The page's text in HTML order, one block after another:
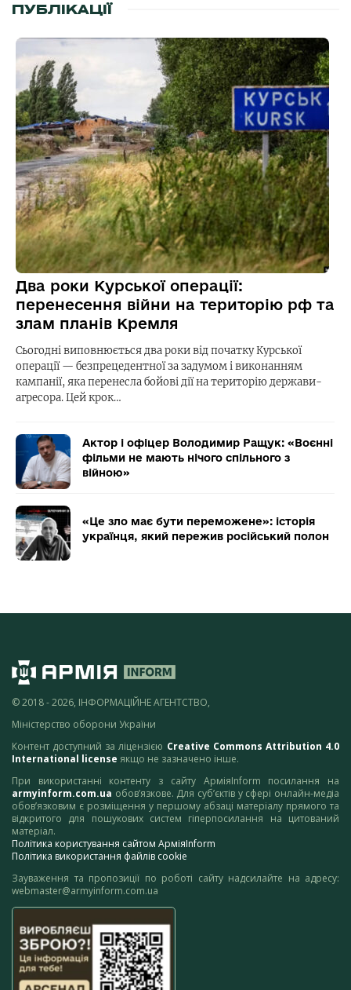
ПУБЛІКАЦІЇ
Два роки Курської операції:
перенесення війни на територію рф та
злам планів Кремля
Сьогодні виповнюється два роки від початку Курської
операції — безпрецедентної за задумом і виконанням
кампанії, яка перенесла бойові дії на територію держави-
агресора. Цей крок…
Актор і офіцер Володимир Ращук: «Воєнні
фільми не мають нічого спільного з
війною»
«Це зло має бути переможене»: історія
українця, який пережив російський полон
© 2018 - 2026, ІНФОРМАЦІЙНЕ АГЕНТСТВО,
Міністерство оборони України
Контент доступний за ліцензією Creative Commons Attribution 4.0
International license якщо не зазначено інше.
При використанні контенту з сайту АрміяInform посилання на
armyinform.com.ua обов’язкове. Для суб’єктів у сфері онлайн-медіа
обов’язковим є розміщення у першому абзаці матеріалу прямого та
відкритого для пошукових систем гіперпосилання на цитований
матеріал.
Політика користування сайтом АрміяInform
Політика використання файлів cookie
Зауваження та пропозиції по роботі сайту надсилайте на адресу:
webmaster@armyinform.com.ua